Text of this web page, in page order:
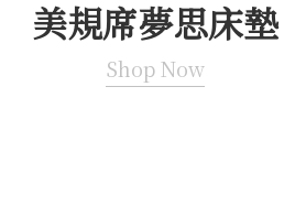
美規席夢思床墊
Shop Now